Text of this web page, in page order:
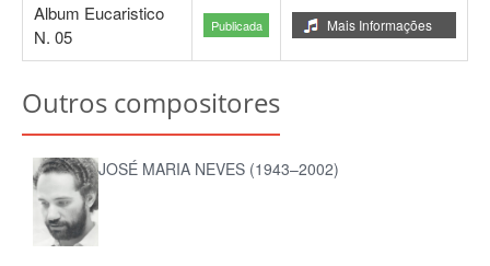
Album Eucaristico
N. 05
Publicada Mais Informações
Outros compositores
JOSÉ MARIA NEVES (1943–2002)